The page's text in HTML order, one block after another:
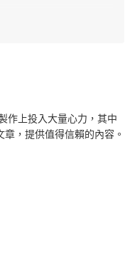
作上投入大量心力，其中
，提供值得信賴的內容。